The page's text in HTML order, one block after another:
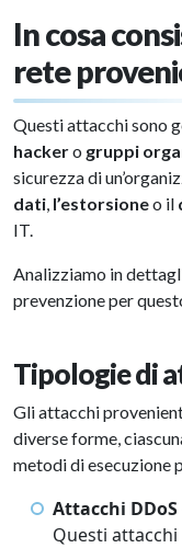
In cosa
rete
Questi attacchi sono
hackero gruppi
sicurezza di
dati, l’estorsioneo il
IT.
Analizziamo in
prevenzione per
Tipologie di
Gli attacchi
diverse forme,
metodi di esecuzione
Attacchi
Questi